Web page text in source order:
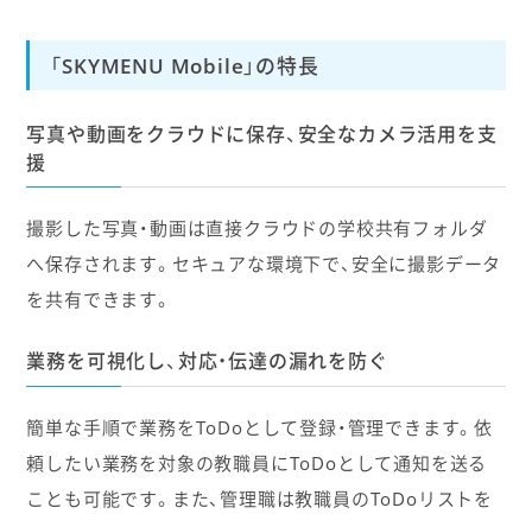
「SKYMENU Mobile」の特長
写真や動画をクラウドに保存、安全なカメラ活用を支
援
撮影した写真・動画は直接クラウドの学校共有フォルダ
へ保存されます。セキュアな環境下で、安全に撮影データ
を共有できます。
業務を可視化し、対応・伝達の漏れを防ぐ
簡単な手順で業務をToDoとして登録・管理できます。依
頼したい業務を対象の教職員にToDoとして通知を送る
ことも可能です。また、管理職は教職員のToDoリストを